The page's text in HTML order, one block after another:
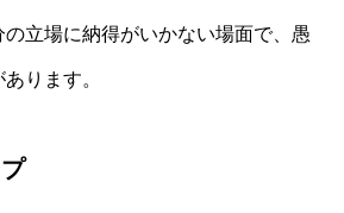
立場に納得がいかない場面で、愚
ります。